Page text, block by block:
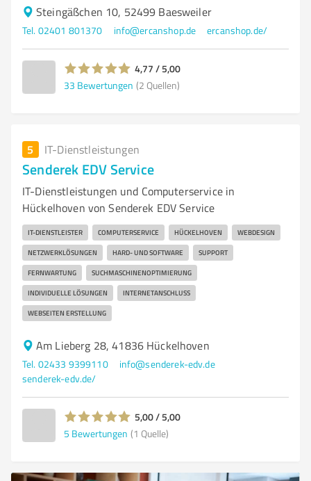
Steingäßchen 10, 52499 Baesweiler
Tel. 02401 801370 info@ercanshop.de ercanshop.de/
4,77 / 5,00
33 Bewertungen (2 Quellen)
5 IT-Dienstleistungen
Senderek EDV Service
IT-Dienstleistungen und Computerservice in
Hückelhoven von Senderek EDV Service
IT-DIENSTLEISTER COMPUTERSERVICE HÜCKELHOVEN WEBDESIGN
NETZWERKLÖSUNGEN HARD- UND SOFTWARE SUPPORT
FERNWARTUNG SUCHMASCHINENOPTIMIERUNG
INDIVIDUELLE LÖSUNGEN INTERNETANSCHLUSS
WEBSEITEN ERSTELLUNG
Am Lieberg 28, 41836 Hückelhoven
Tel. 02433 9399110
info@senderek-edv.de
senderek-edv.de/
5,00 / 5,00
5 Bewertungen (1 Quelle)